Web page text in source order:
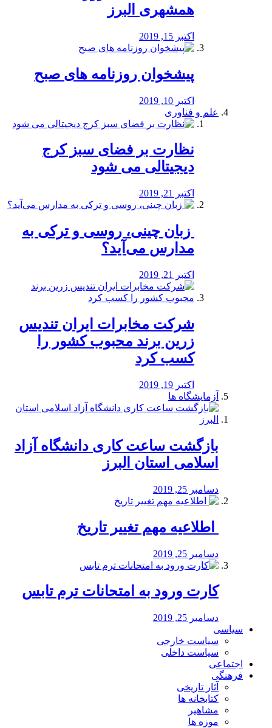
همشهری البرز
اکتبر 15, 2019
پیشخوان روزنامه های صبح
اکتبر 10, 2019
علم و فناوری
نظارت بر فضای سبز کرج
دیجیتالی می شود
اکتبر 21, 2019
️ زبان چینی، روسی و ترکی به
مدارس می‌آید؟
اکتبر 21, 2019
شرکت مخابرات ایران تندیس
زرین برند محبوب کشور را
کسب کرد
اکتبر 19, 2019
آزمایشگاه ها
بازگشت ساعت کاری دانشگاه آزاد
اسلامی استان البرز
دسامبر 25, 2019
️ اطلاعیه مهم تغییر تاریخ
دسامبر 25, 2019
کارت ورود به امتحانات ترم تابس
دسامبر 25, 2019
سیاسی
سیاست خارجی
سیاست داخلی
اجتماعی
فرهنگی
آثار تاریخی
کتابخانه ها
مشاهیر
موزه ها